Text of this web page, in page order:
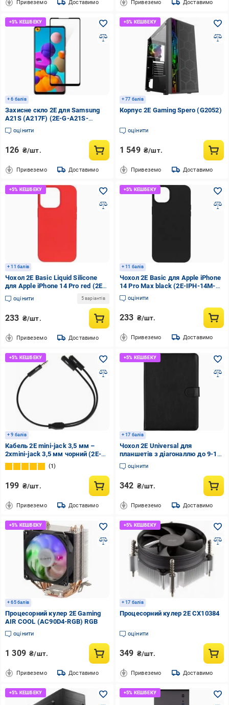
Привеземо Доставимо Привеземо Доставимо
+ 6 балів
Захисне скло 2E для Samsung
A21S (A217F) (2E-G-A21S-
SMFCFG-BB) 2.5D FCFG black
border
оцінити
126 ₴/шт.
Привеземо Доставимо
+ 77 балів
Корпус 2E Gaming Spero (G2052)
оцінити
1 549 ₴/шт.
Привеземо Доставимо
+ 11 балів
Чохол 2E Basic Liquid Silicone
для Apple iPhone 14 Pro red (2E-
IPH-14PR-OCLS-RD)
оцінити 5 варіантів
233 ₴/шт.
Привеземо Доставимо
+ 11 балів
Чохол 2E Basic для Apple iPhone
14 Pro Max black (2E-IPH-14M-
OCLS-BK)
оцінити
233 ₴/шт.
Привеземо Доставимо
+ 9 балів
Кабель 2E mini-jack 3,5 мм –
2хmini-jack 3,5 мм чорний (2E-
W9697)
1
199 ₴/шт.
Привеземо Доставимо
+ 17 балів
Чохол 2E Universal для
планшетів з діагоналлю до 9-10
" black (2E-UNI-9-10-OC-BK)
оцінити
342 ₴/шт.
Привеземо Доставимо
+ 65 балів
Процесорний кулер 2E Gaming
AIR COOL (AC90D4-RGB) RGB
оцінити
1 309 ₴/шт.
Привеземо Доставимо
+ 17 балів
Процесорний кулер 2E CX10384
оцінити
349 ₴/шт.
Привеземо Доставимо